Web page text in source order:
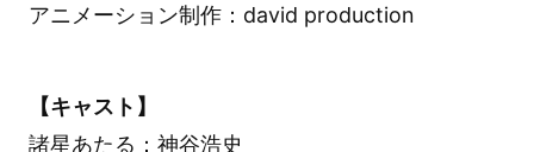
アニメーション制作：david production
【キャスト】
諸星あたる：神谷浩史